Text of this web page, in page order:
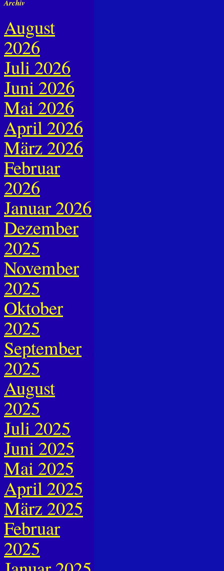
Archiv
August
2026
Juli 2026
Juni 2026
Mai 2026
April 2026
März 2026
Februar
2026
Januar 2026
Dezember
2025
November
2025
Oktober
2025
September
2025
August
2025
Juli 2025
Juni 2025
Mai 2025
April 2025
März 2025
Februar
2025